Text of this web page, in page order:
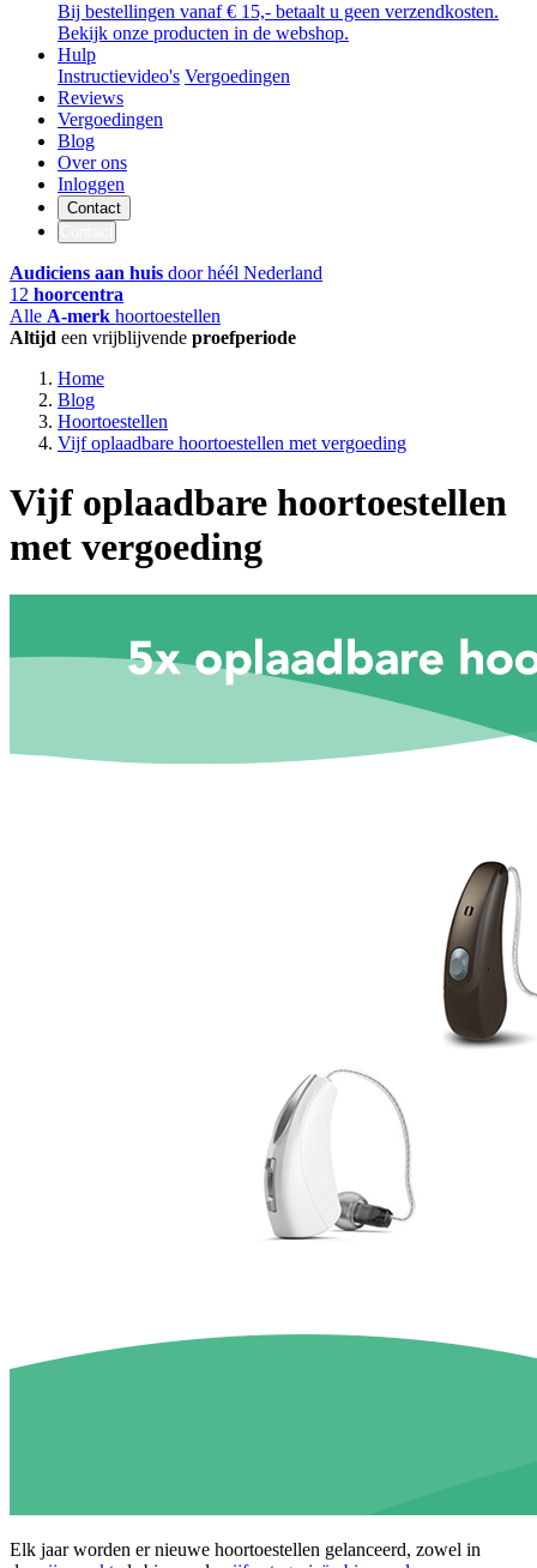
Bij bestellingen vanaf € 15,- betaalt u geen verzendkosten.
Bekijk onze producten in de webshop.
Hulp
Instructievideo's Vergoedingen
Reviews
Vergoedingen
Blog
Over ons
Inloggen
Contact
Audiciens aan huis door héél Nederland
12 hoorcentra
Alle A-merk hoortoestellen
Altijd een vrijblijvende proefperiode
Home
Blog
Hoortoestellen
Vijf oplaadbare hoortoestellen met vergoeding
Vijf oplaadbare hoortoestellen
met vergoeding
Elk jaar worden er nieuwe hoortoestellen gelanceerd, zowel in